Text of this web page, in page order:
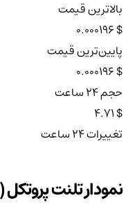
بالاترین قیمت
$ 0.000196
پایین‌ترین قیمت
$ 0.000196
حجم ۲۴ ساعت
$ 4.71
تغییرات ۲۴ ساعت
نمودار تلنت پروتکل (TALENT)